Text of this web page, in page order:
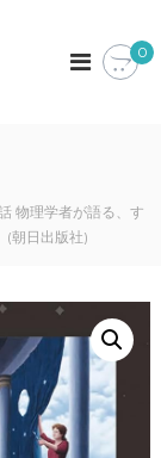
0
物理学者が語る、す
(朝日出版社)